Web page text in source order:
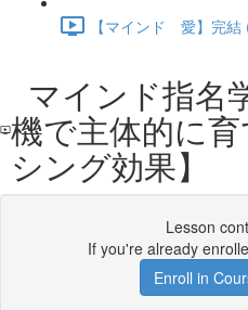
【マインド 愛】完結
マインド指名
機で主体的に
シング効果】
Lesson
If you're already
Enroll in